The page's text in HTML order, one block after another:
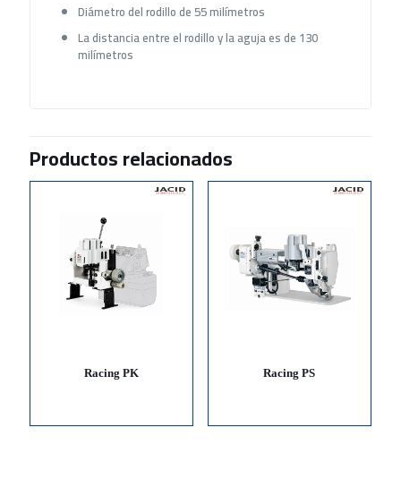
Diámetro del rodillo de 55 milímetros
La distancia entre el rodillo y la aguja es de 130
milímetros
Productos relacionados
Racing PK Racing PS